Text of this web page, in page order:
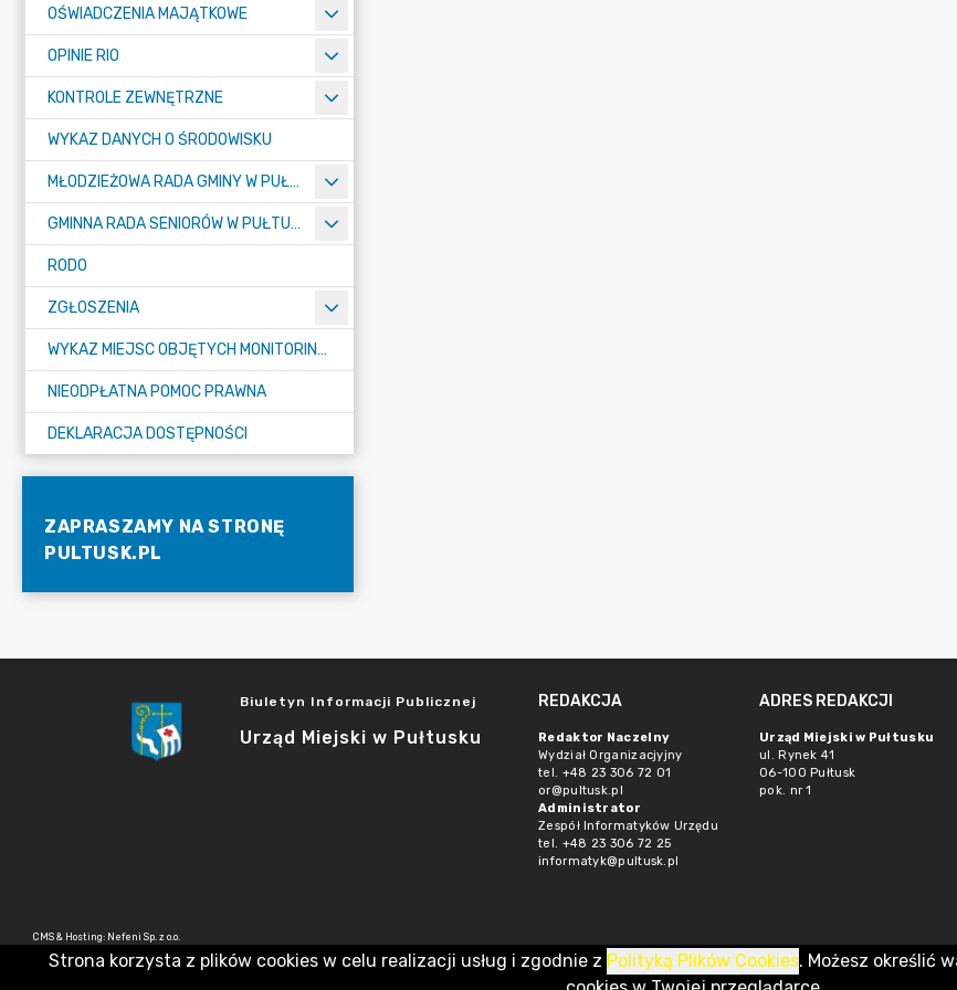
OŚWIADCZENIA MAJĄTKOWE
OPINIE RIO
KONTROLE ZEWNĘTRZNE
WYKAZ DANYCH O ŚRODOWISKU
MŁODZIEŻOWA RADA GMINY W PUŁTUSKU
GMINNA RADA SENIORÓW W PUŁTUSKU
RODO
ZGŁOSZENIA
WYKAZ MIEJSC OBJĘTYCH MONITORINGIEM
NIEODPŁATNA POMOC PRAWNA
DEKLARACJA DOSTĘPNOŚCI
ZAPRASZAMY NA STRONĘ
PULTUSK.PL
Biuletyn Informacji Publicznej
Urząd Miejski w Pułtusku
REDAKCJA
Redaktor Naczelny
Wydział Organizacjyjny
tel. +48 23 306 72 01
or@pultusk.pl
Administrator
Zespół Informatyków Urzędu
tel. +48 23 306 72 25
informatyk@pultusk.pl
ADRES REDAKCJI
Urząd Miejski w Pułtusku
ul. Rynek 41
06-100 Pułtusk
pok. nr 1
CMS & Hosting: Nefeni Sp. z o.o.
Strona korzysta z plików cookies w celu realizacji usług i zgodnie z Polityką Plików Cookies. Możesz określić